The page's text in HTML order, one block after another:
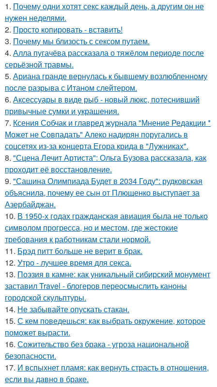
1. Почему одни хотят секс каждый день, а другим он не
нужен неделями.
2. Просто копировать - вставить!
3. Почему мы близость с сексом путаем.
4. Алла пугачёва рассказала о тяжёлом периоде после
серьёзной травмы.
5. Ариана гранде вернулась к бывшему возлюбленному
после разрыва с Итаном слейтером.
6. Аксессуары в виде рыб - новый люкс, потеснивший
привычные сумки и украшения.
7. Ксения Собчак и главред журнала "Мнение Редакции *
Может не Совпадать" Алеко надирян поругались в
соцсетях из-за концерта Егора крида в "Лужниках".
8. "Сцена Лечит Артиста": Ольга Бузова рассказала, как
проходит её восстановление.
9. "Сашина Олимпиада Будет в 2034 Году": рудковская
объяснила, почему ее сын от Плющенко выступает за
Азербайджан.
10. В 1950-х годах гражданская авиация была не только
символом прогресса, но и местом, где жестокие
требования к работникам стали нормой.
11. Брэд питт больше не верит в брак.
12. Утро - лучшее время для секса.
13. Поэзия в камне: как уникальный сибирский монумент
заставил Travel - блогеров переосмыслить каноны
городской скульптуры.
14. Не забывайте опускать стакан.
15. С кем поведешься: как выбрать окружение, которое
поможет вырасти.
16. Сожительство без брака - угроза национальной
безопасности.
17. И вспыхнет пламя: как вернуть страсть в отношения,
если вы давно в браке.